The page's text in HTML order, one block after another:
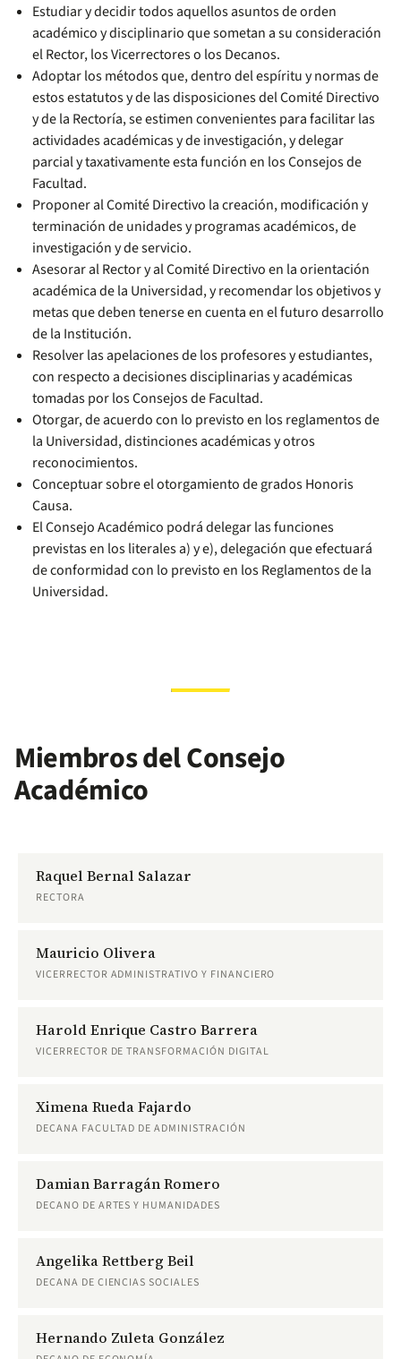
Estudiar y decidir todos aquellos asuntos de orden
académico y disciplinario que sometan a su consideración
el Rector, los Vicerrectores o los Decanos.
Adoptar los métodos que, dentro del espíritu y normas de
estos estatutos y de las disposiciones del Comité Directivo
y de la Rectoría, se estimen convenientes para facilitar las
actividades académicas y de investigación, y delegar
parcial y taxativamente esta función en los Consejos de
Facultad.
Proponer al Comité Directivo la creación, modificación y
terminación de unidades y programas académicos, de
investigación y de servicio.
Asesorar al Rector y al Comité Directivo en la orientación
académica de la Universidad, y recomendar los objetivos y
metas que deben tenerse en cuenta en el futuro desarrollo
de la Institución.
Resolver las apelaciones de los profesores y estudiantes,
con respecto a decisiones disciplinarias y académicas
tomadas por los Consejos de Facultad.
Otorgar, de acuerdo con lo previsto en los reglamentos de
la Universidad, distinciones académicas y otros
reconocimientos.
Conceptuar sobre el otorgamiento de grados Honoris
Causa.
El Consejo Académico podrá delegar las funciones
previstas en los literales a) y e), delegación que efectuará
de conformidad con lo previsto en los Reglamentos de la
Universidad.
Miembros del Consejo
Académico
Raquel Bernal Salazar
RECTORA
Mauricio Olivera
VICERRECTOR ADMINISTRATIVO Y FINANCIERO
Harold Enrique Castro Barrera
VICERRECTOR DE TRANSFORMACIÓN DIGITAL
Ximena Rueda Fajardo
DECANA FACULTAD DE ADMINISTRACIÓN
Damian Barragán Romero
DECANO DE ARTES Y HUMANIDADES
Angelika Rettberg Beil
DECANA DE CIENCIAS SOCIALES
Hernando Zuleta González